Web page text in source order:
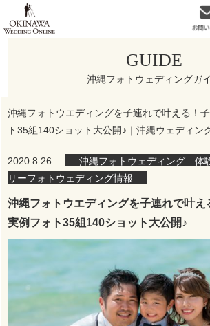
GUIDE
沖縄フォトウェディングガ
沖縄フォトウエディングを子連れで叶える！
ト35組140ショット大公開♪｜沖縄ウェディン
2020.8.26 沖縄フォトウェディング 体
リーフォトウェディング情報
沖縄フォトウエディングを子連れで叶え
実例フォト35組140ショット大公開♪